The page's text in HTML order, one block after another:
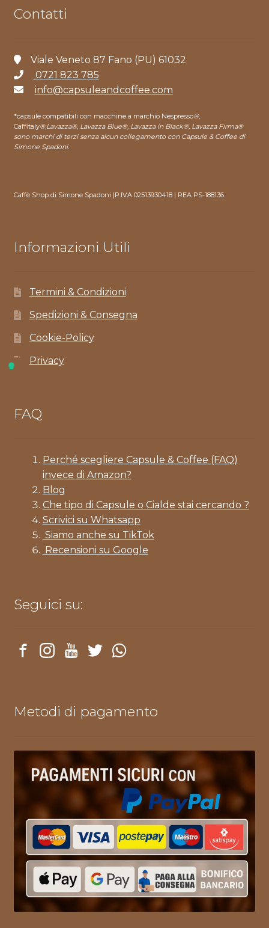
Contatti
Viale Veneto 87 Fano (PU) 61032
0721 823 785
info@capsuleandcoffee.com
*capsule compatibili con macchine a marchio Nespresso®,
Caffitaly®,Lavazza®, Lavazza Blue®, Lavazza in Black®, Lavazza Firma®
sono marchi di terzi senza alcun collegamento con Capsule & Coffee di
Simone Spadoni.
Caffè Shop di Simone Spadoni |P.IVA 02513930418 | REA PS-188136
Informazioni Utili
Termini & Condizioni
Spedizioni & Consegna
Cookie-Policy
Privacy
FAQ
Perché scegliere Capsule & Coffee (FAQ)
invece di Amazon?
Blog
Che tipo di Capsule o Cialde stai cercando ?
Scrivici su Whatsapp
Siamo anche su TikTok
Recensioni su Google
Seguici su:
Metodi di pagamento